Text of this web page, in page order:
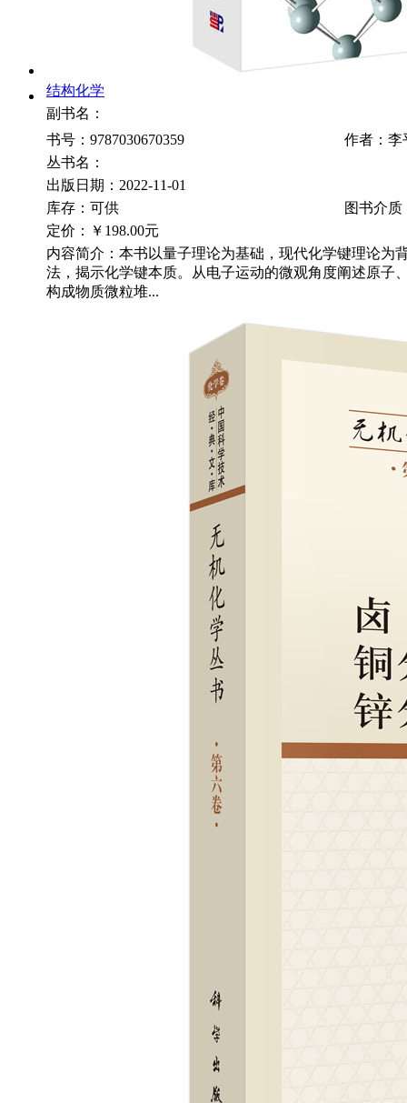
结构化学
副书名：
书号：9787030670359
作者：李
丛书名：
出版日期：2022-11-01
库存：可供
图书介质
定价：
￥198.00元
内容简介：本书以量子理论为基础，现代化学键理论为
法，揭示化学键本质。从电子运动的微观角度阐述原子
构成物质微粒堆...